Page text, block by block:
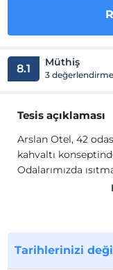
8.1 Müthiş
3 değerlendirme
Tesis açıklaması
Arslan Otel, 42
kahvaltı
Odalarımızda
duş, ücretsiz
Eskişehir
Tarihlerinizi